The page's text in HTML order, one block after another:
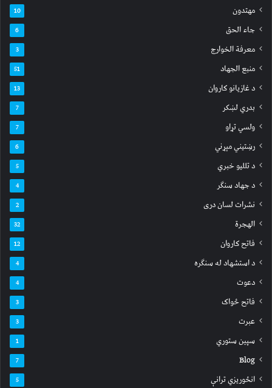
مهتدون 10
جاء الحق 6
معرفة الخوارج 3
منبع الجهاد 51
د غازیانو کاروان 13
بدري لښکر 7
ولسي تړاو 7
رښتیني مېړني 6
د تللیو خبري 5
د جهاد سنګر 4
نشرات لسان دری 2
الهجرة 32
فاتح کاروان 12
د استشهاد له سنګره 4
دعوت 4
فاتح ځواک 3
عبرت 3
سپين ستوري 1
Blog
7
انځوریزي ترانې 5